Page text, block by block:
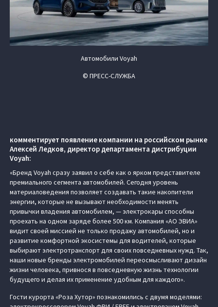
Автомобили Voyah
© ПРЕСС-СЛУЖБА
комментирует появление компании на российском рынке
Алексей Ледков, директор департамента дистрибуции
Voyah:
«Бренд Voyah сразу заявил о себе как о ярком представителе
премиального сегмента автомобилей. Сегодня уровень
материаловедения позволяет создавать такие накопители
энергии, которые не вызывают необходимости менять
привычки владения автомобилем, — электрокары способны
проехать на одном заряде более 500 км. Компания «АО ЭВИА»
видит своей миссией не только продажу автомобилей, но и
развитие комфортной экосистемы для водителей, которые
выбирают электротранспорт для своих повседневных нужд. Так,
наши новые бренды электромобилей переосмысливают дизайн
жизни человека, привнося в повседневную жизнь технологии
будущего и делая их применение удобным для каждого».
Гости курорта «Роза Хутор» познакомились с двумя моделями: